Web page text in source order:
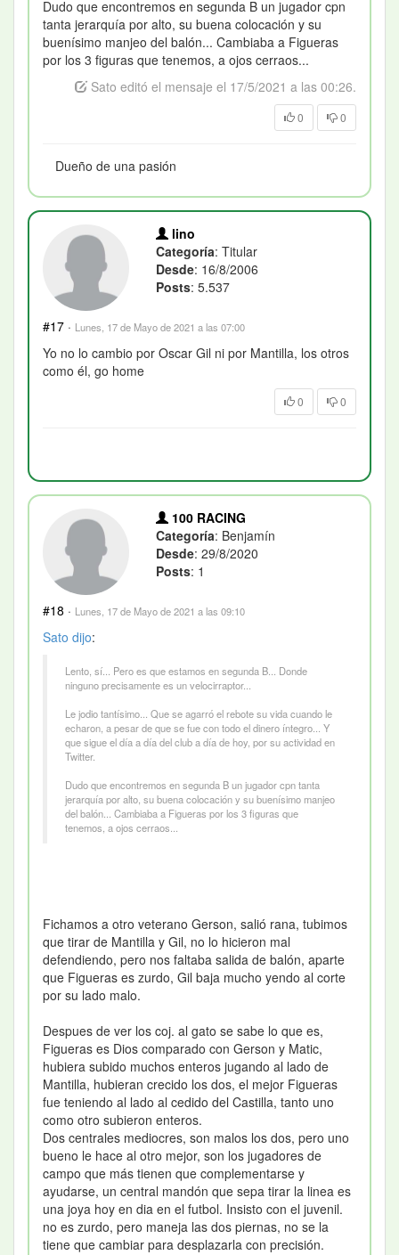
Dudo que encontremos en segunda B un jugador cpn
tanta jerarquía por alto, su buena colocación y su
buenísimo manjeo del balón... Cambiaba a Figueras
por los 3 figuras que tenemos, a ojos cerraos...
Sato editó el mensaje el 17/5/2021 a las 00:26.
0 0
Dueño de una pasión
lino
Categoría: Titular
Desde: 16/8/2006
Posts: 5.537
#17 · Lunes, 17 de Mayo de 2021 a las 07:00
Yo no lo cambio por Oscar Gil ni por Mantilla, los otros
como él, go home
0 0
100 RACING
Categoría: Benjamín
Desde: 29/8/2020
Posts: 1
#18 · Lunes, 17 de Mayo de 2021 a las 09:10
Sato dijo:
Lento, sí... Pero es que estamos en segunda B... Donde
ninguno precisamente es un velocirraptor...
Le jodio tantísimo... Que se agarró el rebote su vida cuando le
echaron, a pesar de que se fue con todo el dinero íntegro... Y
que sigue el día a día del club a día de hoy, por su actividad en
Twitter.
Dudo que encontremos en segunda B un jugador cpn tanta
jerarquía por alto, su buena colocación y su buenísimo manjeo
del balón... Cambiaba a Figueras por los 3 figuras que
tenemos, a ojos cerraos...
Fichamos a otro veterano Gerson, salió rana, tubimos
que tirar de Mantilla y Gil, no lo hicieron mal
defendiendo, pero nos faltaba salida de balón, aparte
que Figueras es zurdo, Gil baja mucho yendo al corte
por su lado malo.
Despues de ver los coj. al gato se sabe lo que es,
Figueras es Dios comparado con Gerson y Matic,
hubiera subido muchos enteros jugando al lado de
Mantilla, hubieran crecido los dos, el mejor Figueras
fue teniendo al lado al cedido del Castilla, tanto uno
como otro subieron enteros.
Dos centrales mediocres, son malos los dos, pero uno
bueno le hace al otro mejor, son los jugadores de
campo que más tienen que complementarse y
ayudarse, un central mandón que sepa tirar la linea es
una joya hoy en dia en el futbol. Insisto con el juvenil.
no es zurdo, pero maneja las dos piernas, no se la
tiene que cambiar para desplazarla con precisión.